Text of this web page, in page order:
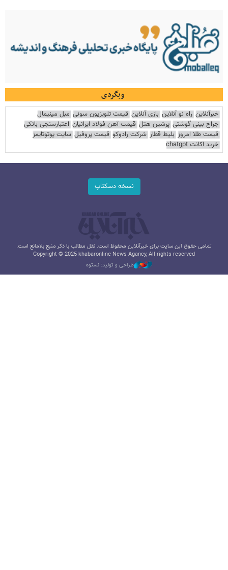
وبگردی
خبرآنلاین راه نو آنلاین بازی آنلاین قیمت تلویزیون سونی مبل مینیمال
جراح بینی گوشتی پرشین هتل قیمت آهن فولاد ایرانیان اعتبارسنجی بانکی
قیمت طلا امروز بلیط قطار شرکت رادوکو قیمت پروفیل سایت یوتوتایمز
خرید اکانت chatgpt
نسخه دسکتاپ
تمامی حقوق این سایت برای خبرآنلاین محفوظ است. نقل مطالب با ذکر منبع بلامانع است.
Copyright © 2025 khabaronline News Agancy, All rights reserved
طراحی و تولید: نستوه